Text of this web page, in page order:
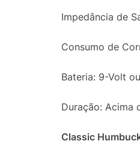
Impedância de
Consumo de
Bateria: 9-Volt
Duração: Acima
Classic